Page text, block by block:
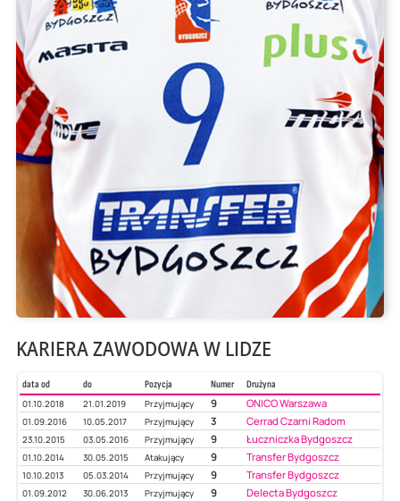
KARIERA ZAWODOWA W LIDZE
data od do Pozycja Numer
Drużyna
01.10.2018
21.01.2019 Przyjmujący 9 ONICO Warszawa
01.09.2016 10.05.2017 Przyjmujący 3 Cerrad Czarni Radom
23.10.2015 03.05.2016 Przyjmujący 9 Łuczniczka Bydgoszcz
01.10.2014 30.05.2015 Atakujący 9 Transfer Bydgoszcz
10.10.2013 05.03.2014 Przyjmujący 9 Transfer Bydgoszcz
01.09.2012 30.06.2013 Przyjmujący 9 Delecta Bydgoszcz